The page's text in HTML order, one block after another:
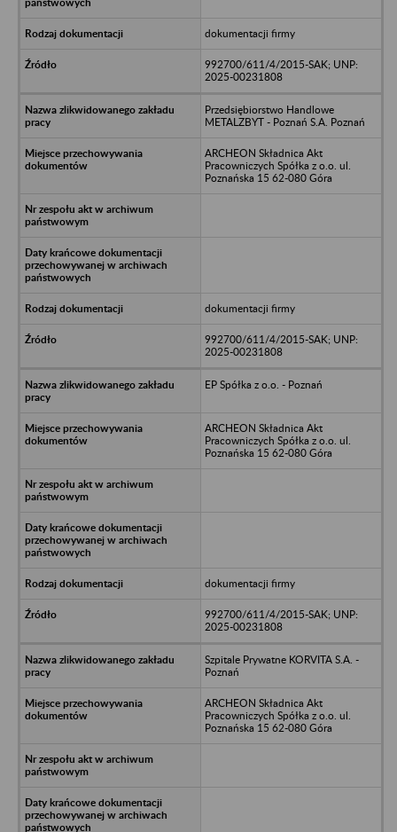
dokumentacji firmy
992700/611/4/2015-SAK; UNP:
2025-00231808
Przedsiębiorstwo Handlowe
METALZBYT - Poznań S.A. Poznań
ARCHEON Składnica Akt
Pracowniczych Spółka z o.o. ul.
Poznańska 15 62-080 Góra
dokumentacji firmy
992700/611/4/2015-SAK; UNP:
2025-00231808
EP Spółka z o.o. - Poznań
ARCHEON Składnica Akt
Pracowniczych Spółka z o.o. ul.
Poznańska 15 62-080 Góra
dokumentacji firmy
992700/611/4/2015-SAK; UNP:
2025-00231808
Szpitale Prywatne KORVITA S.A. -
Poznań
ARCHEON Składnica Akt
Pracowniczych Spółka z o.o. ul.
Poznańska 15 62-080 Góra